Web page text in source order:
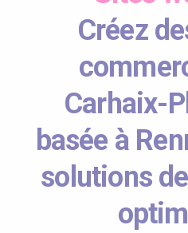
Créez
Carhaix-
basée à
solutions